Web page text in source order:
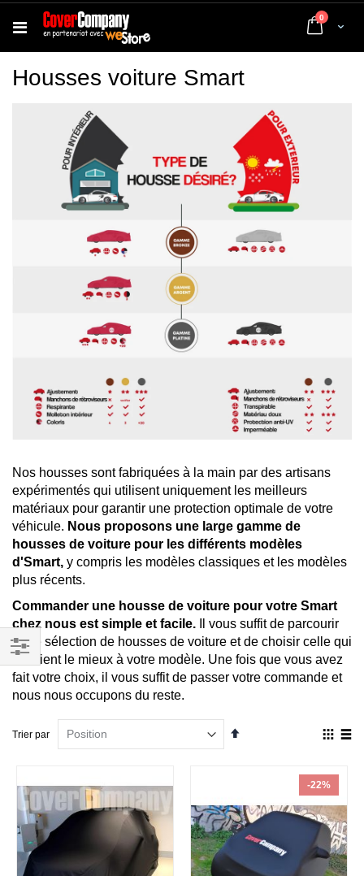
Cart
0 articles
Housses voiture Smart
Nos housses sont fabriquées à la main par des artisans
expérimentés qui utilisent uniquement les meilleurs
matériaux pour garantir une protection optimale de votre
véhicule. Nous proposons une large gamme de
housses de voiture pour les différents modèles
d'Smart, y compris les modèles classiques et les modèles
plus récents.
Commander une housse de voiture pour votre Smart
chez nous est simple et facile. Il vous suffit de parcourir
notre sélection de housses de voiture et de choisir celle qui
convient le mieux à votre modèle. Une fois que vous avez
fait votre choix, il vous suffit de passer votre commande et
nous nous occupons du reste.
Trier par
Par
-22%
Filtrer
par